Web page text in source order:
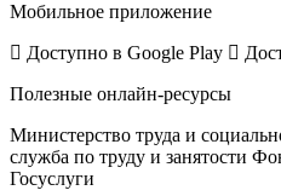
Мобильное приложение
Доступно в Google Play
Полезные онлайн-ресурсы
Министерство труда и
служба по труду и занятости
Госуслуги